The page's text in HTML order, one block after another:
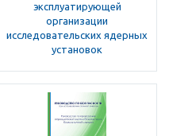
эксплуатирующей
организации
исследовательских ядерных
установок